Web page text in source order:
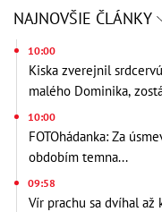
NAJNOVŠIE ČLÁNKY
10:00
Kiska zverejnil
malého Dominika,
10:00
FOTOhádanka: Za
obdobím temna...
09:58
Vír prachu sa dvíhal až